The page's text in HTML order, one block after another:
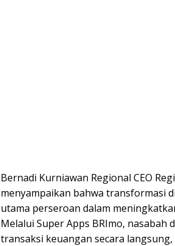
Bernadi Kurniawan Regional CEO
menyampaikan bahwa transformasi
utama perseroan dalam
Melalui Super Apps BRImo, nasabah
transaksi keuangan secara